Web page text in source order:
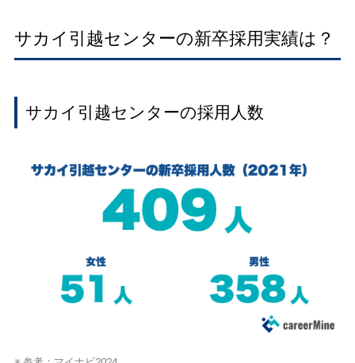
サカイ引越センターの新卒採用実績は？
サカイ引越センターの採用人数